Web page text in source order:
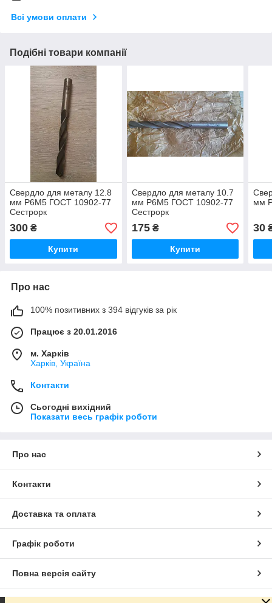
Всі умови оплати
Подібні товари компанії
Свердло для металу 12.8
мм Р6М5 ГОСТ 10902-77
Сестрорк
300 ₴
Купити
Свердло для металу 10.7
мм Р6М5 ГОСТ 10902-77
Сестрорк
175₴
Купити
мм
30
Про нас
100% позитивних з 394 відгуків за рік
Працює з 20.01.2016
м. Харків
Харків, Україна
Контакти
Сьогодні вихідний
Показати весь графік роботи
Про нас
Контакти
Доставка та оплата
Графік роботи
Повна версія сайту